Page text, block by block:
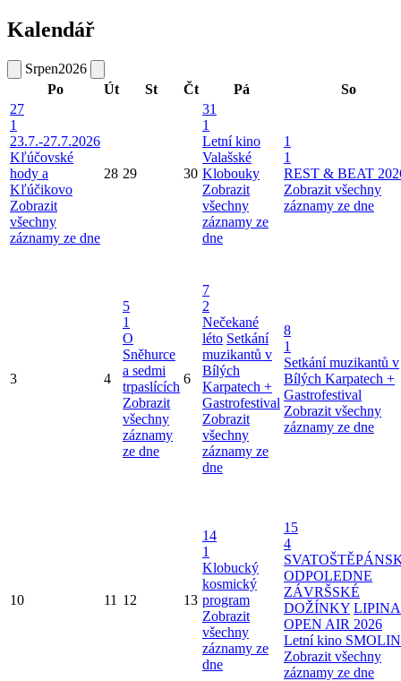
Kalendář
Srpen2026
Po
Út St Čt Pá
So
27
1
23.7.-27.7.2026
Kľúčovské
hody a
Kľúčikovo
Zobrazit
všechny
záznamy ze dne
28 29 30
31
1
Letní kino
Valašské
Klobouky
Zobrazit
všechny
záznamy ze
dne
1
1
REST & BEAT
Zobrazit všechny
záznamy ze dne
3 4
5
1
O
Sněhurce
a sedmi
trpaslících
Zobrazit
všechny
záznamy
ze dne
6
7
2
Nečekané
léto Setkání
muzikantů v
Bílých
Karpatech +
Gastrofestival
Zobrazit
všechny
záznamy ze
dne
8
1
Setkání muzikantů v
Bílých Karpatech +
Gastrofestival
Zobrazit všechny
záznamy ze dne
10 11 12 13
14
1
Klobucký
kosmický
program
Zobrazit
všechny
záznamy ze
dne
15
4
ODPOLEDNE
ZÁVRŠSKÉ
DOŽÍNKY LIPINA
OPEN AIR 2026
Letní kino
Zobrazit všechny
záznamy ze dne